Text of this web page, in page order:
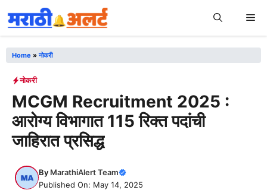
to
content
Home »नोकरी
नोकरी
MCGM Recruitment 2025 :
आरोग्य विभागात 115 रिक्त पदांची
जाहिरात प्रसिद्ध
By MarathiAlert Team
Published On: May 14, 2025